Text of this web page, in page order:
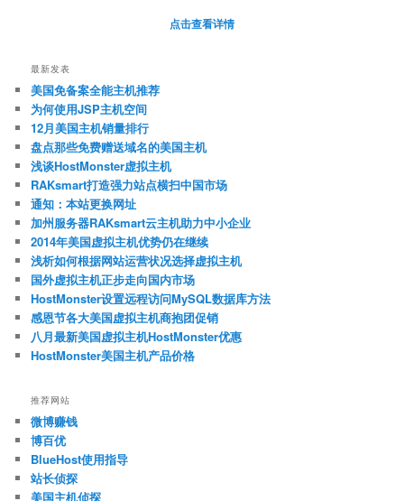
点击查看详情
最新发表
美国免备案全能主机推荐
为何使用JSP主机空间
12月美国主机销量排行
盘点那些免费赠送域名的美国主机
浅谈HostMonster虚拟主机
RAKsmart打造强力站点横扫中国市场
通知：本站更换网址
加州服务器RAKsmart云主机助力中小企业
2014年美国虚拟主机优势仍在继续
浅析如何根据网站运营状况选择虚拟主机
国外虚拟主机正步走向国内市场
HostMonster设置远程访问MySQL数据库方法
感恩节各大美国虚拟主机商抱团促销
八月最新美国虚拟主机HostMonster优惠
HostMonster美国主机产品价格
推荐网站
微博赚钱
博百优
BlueHost使用指导
站长侦探
美国主机侦探